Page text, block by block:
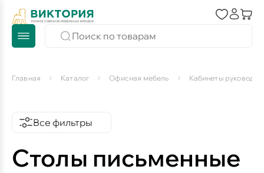
Главная Каталог Офисная мебель Кабинеты
Все фильтры
Столы письменные